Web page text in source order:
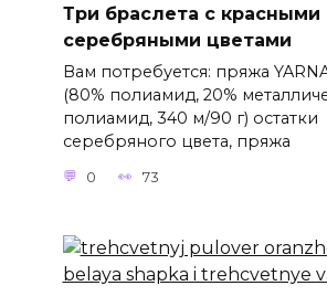
Три браслета с красными
серебряными цветами
Вам потребуется: пряжа
(80% полиамид, 20%
полиамид, 340 м/90 г) остатки
серебряного цвета, пряжа
0 73